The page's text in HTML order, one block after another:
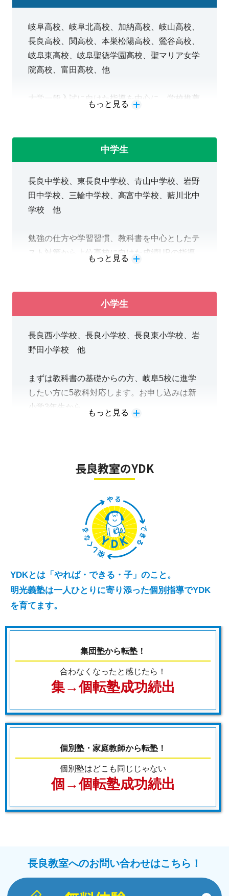
※岐阜農林高校からも島根大学生物資源科学部合
格！
※岐阜農林高校からも岐阜大学応用生物科学部合
格！
※岐阜城北高校からも中京大学工学部合格！
※岐南工業高校からも中京大学工学部合格！
岐阜高校、岐阜北高校、加納高校、岐山高校、
長良高校、関高校、本巣松陽高校、鶯谷高校、
岐阜東高校、岐阜聖徳学園高校、聖マリア女学
院高校、富田高校、他
大学一般入試に向けた指導を中心に、学校推薦
していない授業が行われる高校でも、志望校に
■大学一般入試対策
■学校推薦対策
個別プラン
■入試に向けた遡り立て直しの個別プラン
もっと見る
中学生
長良中学校、東長良中学校、青山中学校、岩野
田中学校、三輪中学校、高富中学校、藍川北中
学校 他
勉強の仕方や学習習慣、教科書を中心としたテ
スト対策から上位高校に向けた成績UPの指導
ト範囲に合わせて個別に指導致します。
■週3日90分授業×5教科指導がお薦め!!「スタン
ダードプラン」。
が可能です。
■現学年＋前学年復習の授業で総合的実力をつ
直しは講師が行い、掘り下げて丁寧面倒見良く
もっと見る
小学生
長良西小学校、長良小学校、長良東小学校、岩
野田小学校 他
まずは教科書の基礎からの方、岐阜5校に進学
したい方に5教科対応します。お申し込みは新
小学3年生から。
■教科書以上の実力をつけ上位5校を目指すた
■英語は小学英語から、中1の先取り授業まで
■小学英語も毎時間授業でリスニングも
■テストが60点くらいの方でも90～100点が取
格に合わせて丁寧に答え合わせ
■友だちに勉強を教えられるくらい勉強が楽し
くなる！
もっと見る
長良教室のYDK
YDKとは「やれば・できる・子」のこと。
明光義塾は一人ひとりに寄り添った個別指導でYDK
を育てます。
集団塾から転塾！
合わなくなったと感じたら！
集→個転塾成功続出
個別塾・家庭教師から転塾！
個別塾はどこも同じじゃない
個→個転塾成功続出
長良教室へのお問い合わせはこちら！